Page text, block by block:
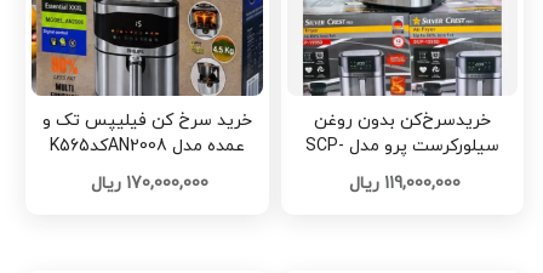
خریدسرخ‌کن بدون روغن
سیلورکرست پرو مدل SCP-
1588 – SILVER CREST PRO
119,000,000 ریال
خرید سرخ کن فیلیپس تک و
عمده مدل AN2008کدK565
170,000,000 ریال